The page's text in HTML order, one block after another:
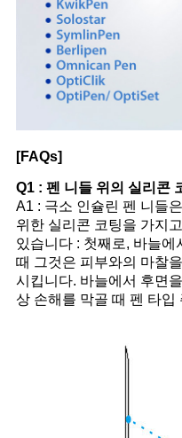
[FAQs]
Q1 : 펜 니들 위의 실리콘
A1 : 극소 인슐린 펜 니들
위한 실리콘 코팅을 가지
있습니다 : 첫째로, 바늘에
때 그것은 피부와의 마찰
시킵니다. 바늘에서 후면
상 손해를 막골 때 펜 타입